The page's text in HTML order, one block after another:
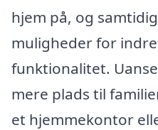
hjem på, og
muligheder for
funktionalitet.
mere plads til
et hjemmekontor